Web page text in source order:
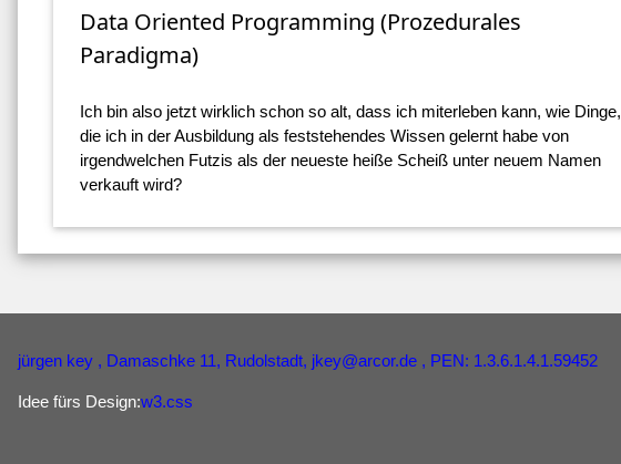
Data Oriented Programming (Prozedurales
Paradigma)
Ich bin also jetzt wirklich schon so alt, dass ich miterleben kann, wie Dinge,
die ich in der Ausbildung als feststehendes Wissen gelernt habe von
irgendwelchen Futzis als der neueste heiße Scheiß unter neuem Namen
verkauft wird?
jürgen key , Damaschke 11, Rudolstadt, jkey@arcor.de , PEN: 1.3.6.1.4.1.59452
Idee fürs Design:w3.css